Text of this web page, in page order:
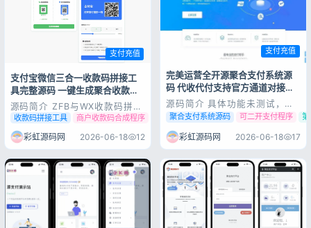
支付充值
支付宝微信三合一收款码拼接工
具完整源码 一键生成聚合收款码
程序
源码简介 ZFB与WX收款码拼接
工具合三合一源码一款支付宝和
微信还有云闪付合三为一的工
具，非常好用，有需要的小伙伴
下载使用吧！软件是离线版本，
软件。上传相应二维码，然后点
生成，在右侧就可拼接出我们需
要的二维码。...
收款码拼接工具 商户收款码合成程序 ZFB WX聚合码生成源码
彩虹源码网 2026-06-18 12
支付充值
完美运营全开源聚合支付系统源
码 代收代付支持官方通道对接可
二次开发
源码简介 具体功能未测试，感
兴趣的自己下载玩玩吧。仅供学
习研究之用，请勿商用，商用请
支持正版，以下是搬运过来的简
介1：手工书写DIV+CSS、代码
精简无冗余。2：自适应结构，
全球先进技术，高端视觉体验。
3：SEO框架布局，栏目及文章
页均可独...
聚合支付系统源码 可二开支付程序
彩虹源码网 2026-06-18 17
登录
没有账号？立即注册
记住登录 忘记密码?